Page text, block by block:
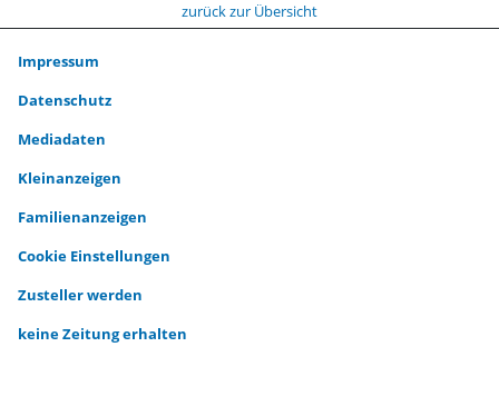
zurück zur Übersicht
Impressum
Datenschutz
Mediadaten
Kleinanzeigen
Familienanzeigen
Cookie Einstellungen
Zusteller werden
keine Zeitung erhalten